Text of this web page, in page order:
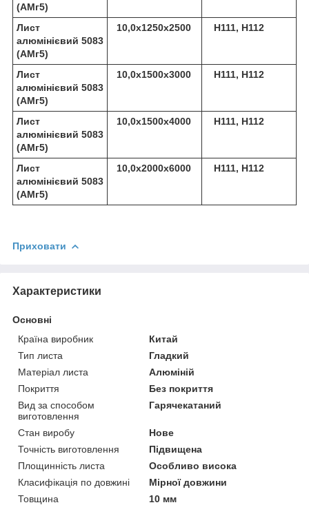
(АМг5)
Лист
алюмінієвий 5083
(АМг5)
10,0х1250х2500 Н111, Н112
Лист
алюмінієвий 5083
(АМг5)
10,0х1500х3000 Н111, Н112
Лист
алюмінієвий 5083
(АМг5)
10,0х1500х4000 Н111, Н112
Лист
алюмінієвий 5083
(АМг5)
10,0х2000х6000 Н111, Н112
Приховати
Характеристики
Основні
Країна виробник
Китай
Тип листа
Гладкий
Матеріал листа
Алюміній
Покриття
Без покриття
Вид за способом
виготовлення
Гарячекатаний
Стан виробу
Нове
Точність виготовлення
Підвищена
Площинність листа
Особливо висока
Класифікація по довжині
Мірної довжини
Товщина
10 мм